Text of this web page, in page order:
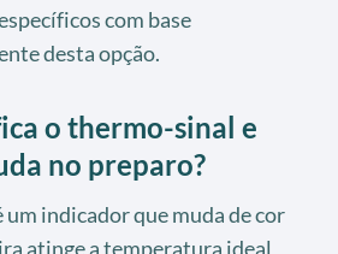
com base
desta opção.
o thermo-sinal e
no preparo?
indicador que muda de cor
atinge a temperatura ideal